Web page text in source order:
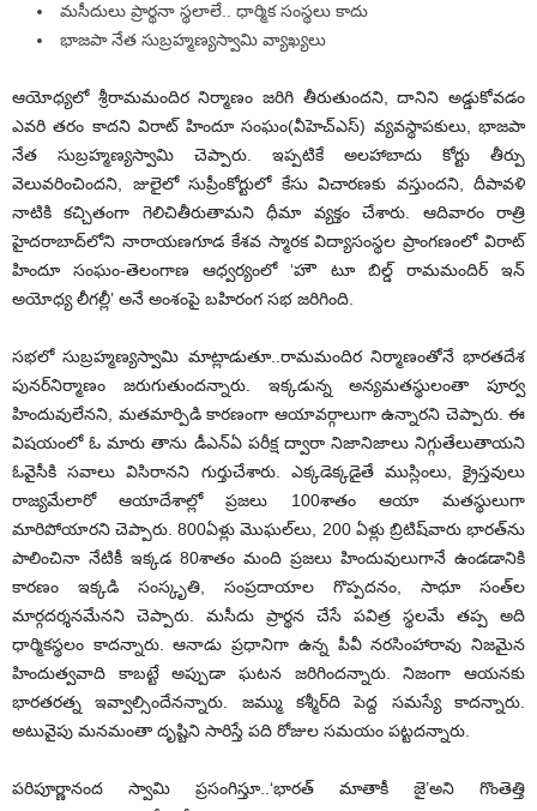
మసీదులు ప్రార్థనా స్థలాలే.. ధార్మిక సంస్థలు కాదు
భాజపా నేత సుబ్రహ్మణ్యస్వామి వ్యాఖ్యలు
ఆయోధ్యలో శ్రీరామమందిర నిర్మాణం జరిగి తీరుతుందని, దానిని అడ్డుకోవడం
ఎవరి తరం కాదని విరాట్‌ హిందూ సంఘం(వీహెచ్‌ఎస్‌) వ్యవస్థాపకులు, భాజపా
నేత సుబ్రహ్మణ్యస్వామి చెప్పారు. ఇప్పటికే అలహాబాదు కోర్టు తీర్పు
వెలువరించిందని, జులైలో సుప్రీంకోర్టులో కేసు విచారణకు వస్తుందని, దీపావళి
నాటికి కచ్చితంగా గెలిచితీరుతామని ధీమా వ్యక్తం చేశారు. ఆదివారం రాత్రి
హైదరాబాద్‌లోని నారాయణగూడ కేశవ స్మారక విద్యాసంస్థల ప్రాంగణంలో విరాట్‌
హిందూ సంఘం-తెలంగాణ ఆధ్వర్యంలో ‘హౌ టూ బిల్డ్‌ రామమందిర్‌ ఇన్‌
అయోధ్య లీగల్లీ’ అనే అంశంపై బహిరంగ సభ జరిగింది.
సభలో సుబ్రహ్మణ్యస్వామి మాట్లాడుతూ..రామమందిర నిర్మాణంతోనే భారతదేశ
పునర్‌నిర్మాణం జరుగుతుందన్నారు. ఇక్కడున్న అన్యమతస్థులంతా పూర్వ
హిందువులేనని, మతమార్పిడి కారణంగా ఆయావర్గాలుగా ఉన్నారని చెప్పారు. ఈ
విషయంలో ఓ మారు తాను డీఎన్‌ఏ పరీక్ష ద్వారా నిజానిజాలు నిగ్గుతేలుతాయని
ఓవైసీకి సవాలు విసిరానని గుర్తుచేశారు. ఎక్కడెక్కడైతే ముస్లింలు, క్రైస్తవులు
రాజ్యమేలారో ఆయాదేశాల్లో ప్రజలు 100శాతం ఆయా మతస్థులుగా
మారిపోయారని చెప్పారు. 800ఏళ్లు మొఘల్‌లు, 200 ఏళ్లు బ్రిటిష్‌వారు భారత్‌ను
పాలించినా నేటికీ ఇక్కడ 80శాతం మంది ప్రజలు హిందువులుగానే ఉండడానికి
కారణం ఇక్కడి సంస్కృతి, సంప్రదాయాల గొప్పదనం, సాధూ సంత్‌ల
మార్గదర్శనమేనని చెప్పారు. మసీదు ప్రార్థన చేసే పవిత్ర స్థలమే తప్ప అది
ధార్మికస్థలం కాదన్నారు. ఆనాడు ప్రధానిగా ఉన్న పీవీ నరసింహారావు నిజమైన
హిందుత్వవాది కాబట్టే అప్పుడా ఘటన జరిగిందన్నారు. నిజంగా ఆయనకు
భారతరత్న ఇవ్వాల్సిందేనన్నారు. జమ్ము కశ్మీర్‌ది పెద్ద సమస్యే కాదన్నారు.
అటువైపు మనమంతా దృష్టిని సారిస్తే పది రోజుల సమయం పట్టదన్నారు.
పరిపూర్ణానంద స్వామి ప్రసంగిస్తూ..‘భారత్‌ మాతాకీ జై’అని గొంతెత్తి